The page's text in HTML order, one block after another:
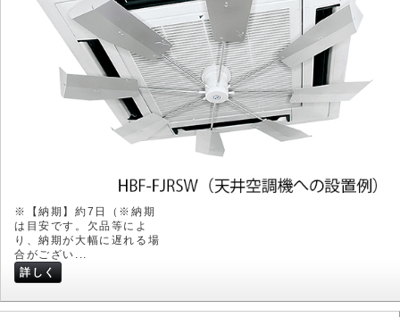
※【納期】約7日（※納期
は目安です。欠品等によ
り、納期が大幅に遅れる場
合がござい...
詳しく